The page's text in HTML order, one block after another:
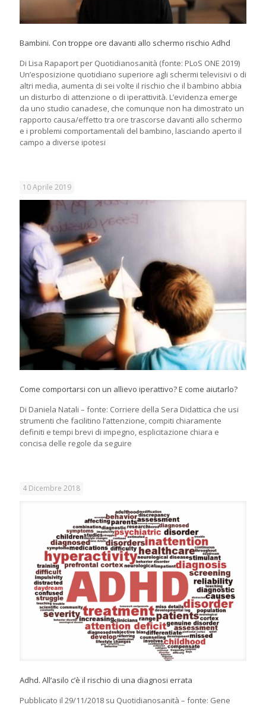
Bambini. Con troppe ore davanti allo schermo rischio Adhd
Di Lisa Rapaport per Quotidianosanità (fonte: PLoS ONE 2019)
Un’esposizione quotidiano superiore agli schermi televisivi o di
altri media, aumenta di sei volte il rischio che il bambino abbia
un disturbo di attenzione o di iperattività. L’evidenza emerge
da uno studio canadese, che comunque non ha dimostrato un
rapporto causa/effetto tra ore trascorse davanti allo schermo
e i problemi comportamentali del bambino, lasciando aperto il
campo a diverse ipotesi
10 Aprile 2019
Come comportarsi con un allievo iperattivo? E come aiutarlo?
Di Daniela Natali – fonte: Corriere della Sera Didattica che usi
strumenti che facilitino l’attenzione, compiti chiaramente
definiti e tempi brevi di impegno, esplicitazione chiara e
concisa delle regole da seguire
4 Dicembre 2018
Adhd. All’asilo c’è il rischio di una diagnosi errata
Pubblicato il 29/11/2018 su Quotidianosanità – fonte: Gene